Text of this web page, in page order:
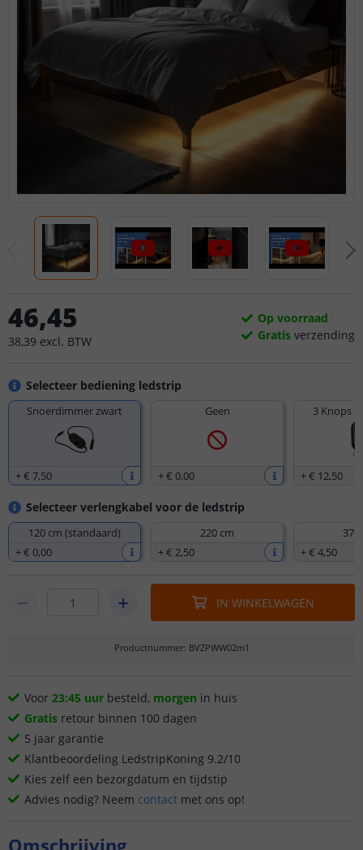
Selecteer bediening ledstrip
Snoerdimmer zwart
+€ 7,50
Geen
+€ 0,00
3 Knops
+€ 12,50
Selecteer verlengkabel voor de ledstrip
120 cm (standaard)
+€ 0,00
220 cm
+€ 2,50
370
+€ 4,50
46,45
38,39 excl. BTW
Op voorraad
Gratis verzending
IN WINKELWAGEN
Productnummer: BVZPWW02m1
Voor 23:45 uur besteld, morgen in huis
Gratis retour binnen 100 dagen
5 jaar garantie
Klantbeoordeling LedstripKoning 9.2/10
Kies zelf een bezorgdatum en tijdstip
Advies nodig? Neem contact met ons op!
Omschrijving